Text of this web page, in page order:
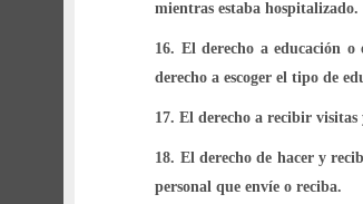
mientras estaba hospitalizado.
16. El derecho a educación
derecho a escoger el tipo de
17. El derecho a recibir
18. El derecho de hacer y
personal que envíe o reciba.